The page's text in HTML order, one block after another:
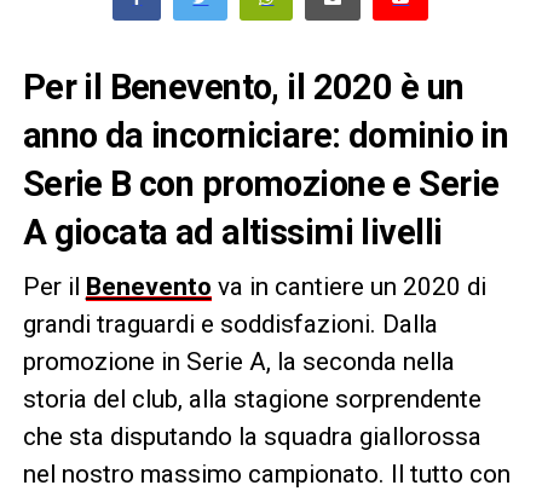
Per il Benevento, il 2020 è un
anno da incorniciare: dominio in
Serie B con promozione e Serie
A giocata ad altissimi livelli
Per il Benevento va in cantiere un 2020 di
grandi traguardi e soddisfazioni. Dalla
promozione in Serie A, la seconda nella
storia del club, alla stagione sorprendente
che sta disputando la squadra giallorossa
nel nostro massimo campionato. Il tutto con